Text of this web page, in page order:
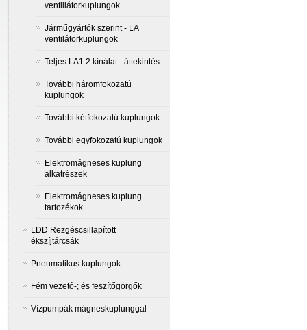
ventillátorkuplungok
Járműgyártók szerint - LA
ventilátorkuplungok
Teljes LA1.2 kínálat - áttekintés
További háromfokozatú
kuplungok
További kétfokozatú kuplungok
További egyfokozatú kuplungok
Elektromágneses kuplung
alkatrészek
Elektromágneses kuplung
tartozékok
LDD Rezgéscsillapított
ékszíjtárcsák
Pneumatikus kuplungok
Fém vezető-; és feszítőgörgők
Vízpumpák mágneskuplunggal